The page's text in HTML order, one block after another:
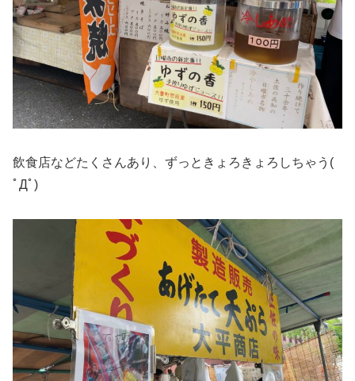
飲食店などたくさんあり、ずっときょろきょろしちゃう(
ﾟДﾟ)